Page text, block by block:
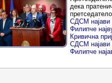
дека